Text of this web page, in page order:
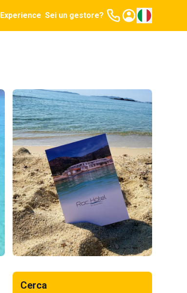
Experience Sei un gestore?
Cerca